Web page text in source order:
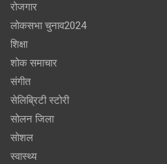
रोजगार
लोकसभा चुनाव2024
शिक्षा
शोक समाचार
संगीत
सेलिब्रिटी स्टोरी
सोलन जिला
सोशल
स्वास्थ्य